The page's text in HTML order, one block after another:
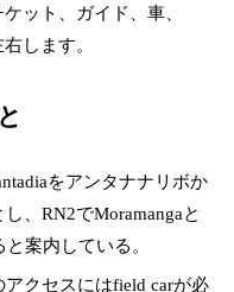
ット、ガイド、車、
します。
をアンタナナリボか
、RN2でMoramangaと
案内している。
クセスにはfield carが必